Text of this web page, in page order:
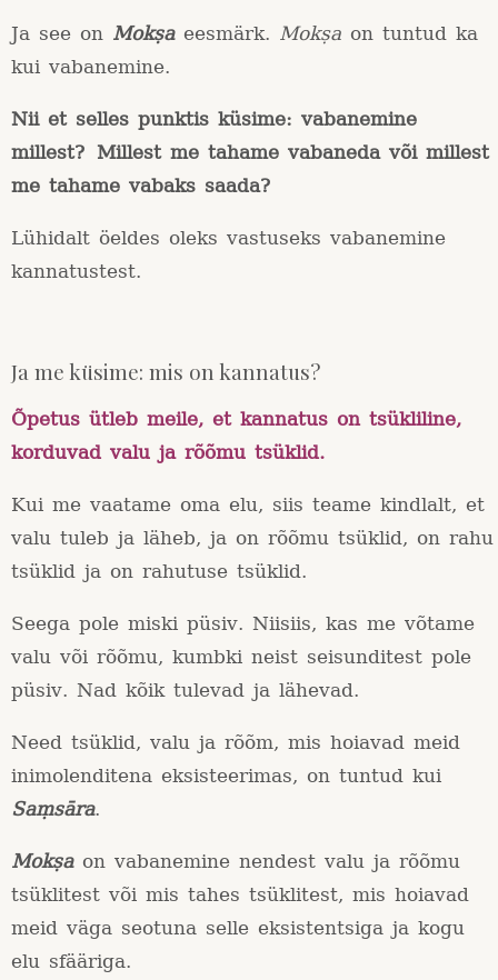
Ja see on Mokṣaeesmärk. Mokṣa on tuntud ka
kui vabanemine.
Nii et selles punktis küsime: vabanemine
millest? Millest me tahame vabaneda või millest
me tahame vabaks saada?
Lühidalt öeldes oleks vastuseks vabanemine
kannatustest.
Ja me küsime: mis on kannatus?
Õpetus ütleb meile, et kannatus on tsükliline,
korduvad valu ja rõõmu tsüklid.
Kui me vaatame oma elu, siis teame kindlalt, et
valu tuleb ja läheb, ja on rõõmu tsüklid, on rahu
tsüklid ja on rahutuse tsüklid.
Seega pole miski püsiv. Niisiis, kas me võtame
valu või rõõmu, kumbki neist seisunditest pole
püsiv. Nad kõik tulevad ja lähevad.
Need tsüklid, valu ja rõõm, mis hoiavad meid
inimolenditena eksisteerimas, on tuntud kui
Saṃsāra.
Mokṣaon vabanemine nendest valu ja rõõmu
tsüklitest või mis tahes tsüklitest, mis hoiavad
meid väga seotuna selle eksistentsiga ja kogu
elu sfääriga.